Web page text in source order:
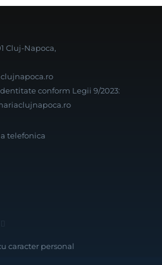
Cluj-Napoca,
conform Legii 9/2023:
telefonica
caracter personal